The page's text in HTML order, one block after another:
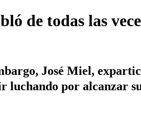
de todas las
José Miel,
luchando por alcanzar